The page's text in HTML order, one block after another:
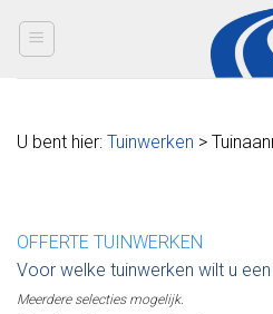
U bent hier: Tuinwerken >
OFFERTE TUINWERKEN
Voor welke tuinwerken wilt u
Meerdere selecties mogelijk.